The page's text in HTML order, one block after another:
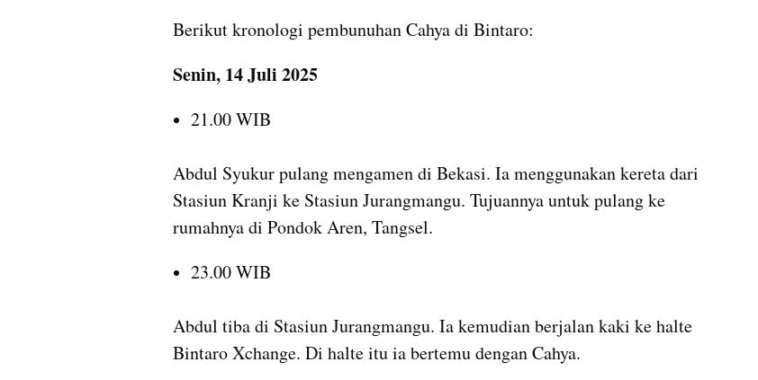
Berikut kronologi pembunuhan Cahya di Bintaro:
Senin, 14 Juli 2025
21.00 WIB
Abdul Syukur pulang mengamen di Bekasi. Ia menggunakan kereta dari
Stasiun Kranji ke Stasiun Jurangmangu. Tujuannya untuk pulang ke
rumahnya di Pondok Aren, Tangsel.
23.00 WIB
Abdul tiba di Stasiun Jurangmangu. Ia kemudian berjalan kaki ke halte
Bintaro Xchange. Di halte itu ia bertemu dengan Cahya.